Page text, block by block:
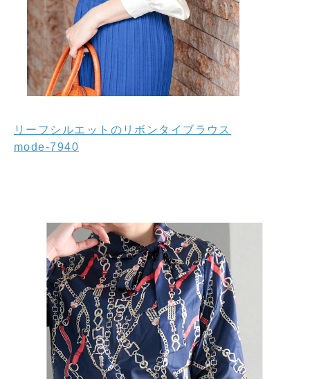
リーフシルエットのリボンタイブラウス
mode-7940